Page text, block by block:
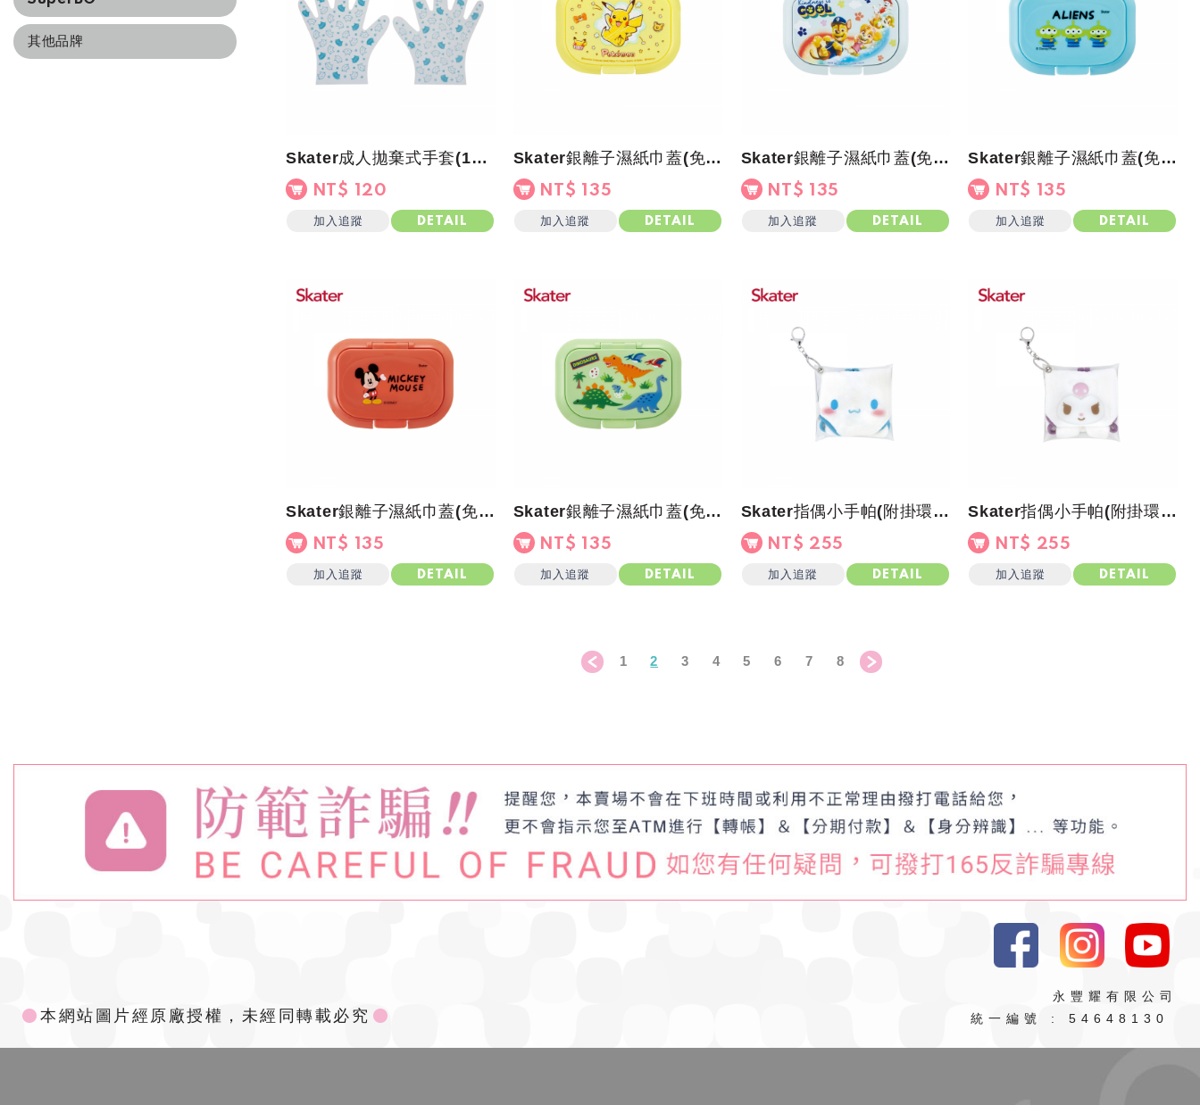
其他品牌
Skater成人拋棄式手套(10雙/包)厚款止滑-貓咪
NT$ 120
加入追蹤 DETAIL
Skater銀離子濕紙巾蓋(免黏貼)皮卡丘 寶可夢
NT$ 135
加入追蹤 DETAIL
Skater銀離子濕紙巾蓋(免黏貼)汪汪隊
NT$ 135
加入追蹤 DETAIL
Skater銀離子濕紙巾蓋(免黏貼)三眼怪
NT$ 135
加入追蹤 DETAIL
Skater銀離子濕紙巾蓋(免黏貼)米奇
NT$ 135
加入追蹤 DETAIL
Skater銀離子濕紙巾蓋(免黏貼)綠恐龍
NT$ 135
加入追蹤 DETAIL
Skater指偶小手帕(附掛環收納)大耳狗
NT$ 255
加入追蹤 DETAIL
Skater指偶小手帕(附掛環收納)酷洛米
NT$ 255
加入追蹤 DETAIL
1 2 3 4 5 6 7 8
永豐耀有限公司
統一編號 : 54648130